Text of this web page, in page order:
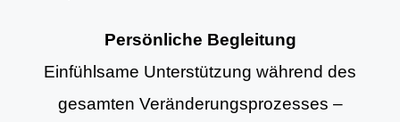
Persönliche Begleitung
Einfühlsame Unterstützung während des
gesamten Veränderungsprozesses –